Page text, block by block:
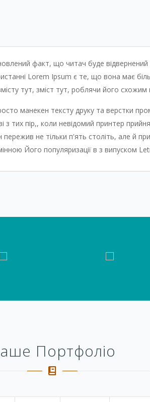
факт, що читач буде відвернений
Lorem Ipsum є те, що вона має
тут, зміст тут, роблячи його
манекен тексту друку та верстки
з тих пір,, коли невідомий принтер
пережив не тільки п'ять століть, але й
Його популяризації в з випуском
Портфоліо